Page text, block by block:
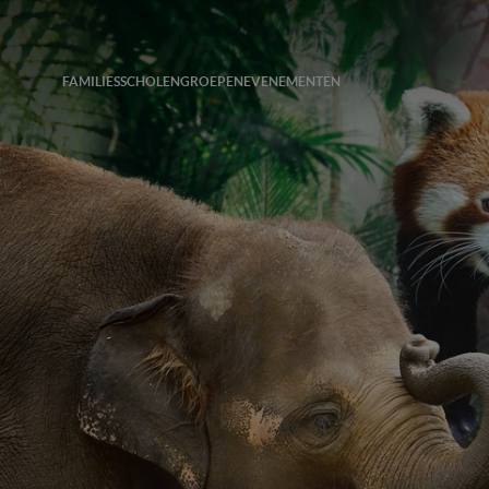
FAMILIESSCHOLENGROEPEN EVENEMENTEN